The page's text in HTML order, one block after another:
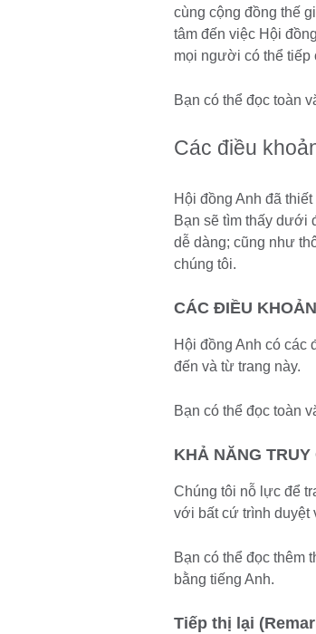
cùng cộng đồng thế
tâm đến việc Hội
mọi người có thể tiếp
Bạn có thể đọc toàn
Các điều
Hội đồng Anh đã
Bạn sẽ tìm thấy dưới
dễ dàng; cũng như
chúng tôi.
CÁC ĐIỀU
Hội đồng Anh có các
đến và từ trang này.
Bạn có thể đọc toàn
KHẢ NĂNG TRUY
Chúng tôi nỗ lực để
với bất cứ trình duyệt
Bạn có thể đọc thêm
bằng tiếng Anh.
Tiếp thị lại